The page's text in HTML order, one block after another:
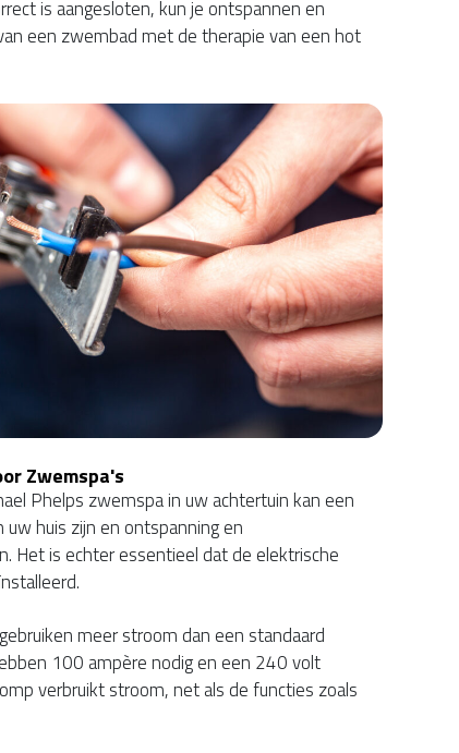
is aangesloten, kun je ontspannen en
een zwembad met de therapie van een hot
Zwemspa's
Phelps zwemspa in uw achtertuin kan een
huis zijn en ontspanning en
Het is echter essentieel dat de elektrische
meer stroom dan een standaard
100 ampère nodig en een 240 volt
verbruikt stroom, net als de functies zoals